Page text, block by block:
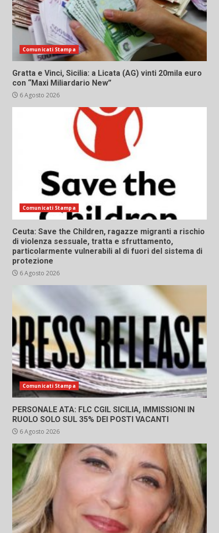
Comunicati Stampa
Gratta e Vinci, Sicilia: a Licata (AG) vinti 20mila euro
con “Maxi Miliardario New”
6 Agosto 2026
Comunicati Stampa
Ceuta: Save the Children, ragazze migranti a rischio
di violenza sessuale, tratta e sfruttamento,
particolarmente vulnerabili al di fuori del sistema di
protezione
6 Agosto 2026
Comunicati Stampa
PERSONALE ATA: FLC CGIL SICILIA, IMMISSIONI IN
RUOLO SOLO SUL 35% DEI POSTI VACANTI
6 Agosto 2026